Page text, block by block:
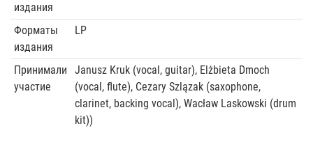
издания
Форматы
издания
LP
Принимали
участие
Janusz Kruk (vocal, guitar), Elżbieta Dmoch
(vocal, flute), Cezary Szlązak (saxophone,
clarinet, backing vocal), Wacław Laskowski (drum
kit))